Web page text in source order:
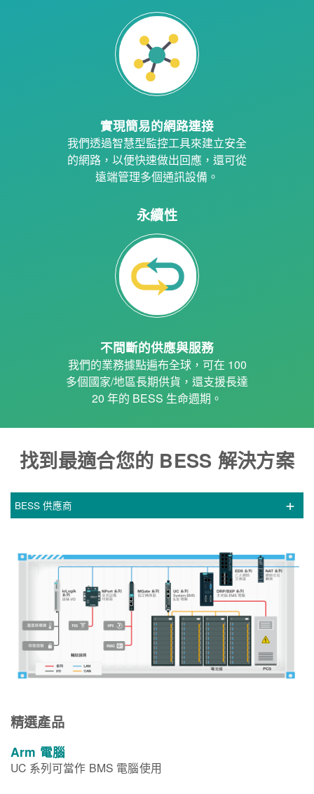
實現簡易的網路連接
我們透過智慧型監控工具來建立安全
的網路，以便快速做出回應，還可從
遠端管理多個通訊設備。
永續性
不間斷的供應與服務
我們的業務據點遍布全球，可在 100
多個國家/地區長期供貨，還支援長達
20 年的 BESS 生命週期。
找到最適合您的 BESS 解決方案
BESS 供應商
精選產品
Arm 電腦
UC 系列可當作 BMS 電腦使用